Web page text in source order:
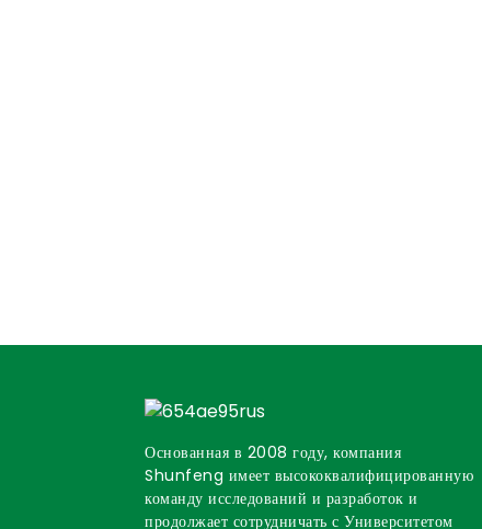
Основанная в 2008 году, компания
Shunfeng имеет высококвалифицированную
команду исследований и разработок и
продолжает сотрудничать с Университетом